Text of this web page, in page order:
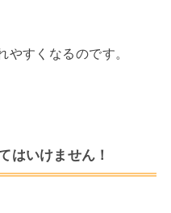
やすくなるのです。
はいけません！